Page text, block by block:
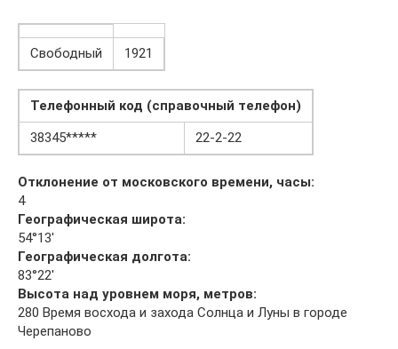
Свободный 1921
Телефонный код (справочный телефон)
38345*****
22-2-22
Отклонение от московского времени, часы:
4
Географическая широта:
54°13′
Географическая долгота:
83°22′
Высота над уровнем моря, метров:
280 Время восхода и захода Солнца и Луны в городе
Черепаново